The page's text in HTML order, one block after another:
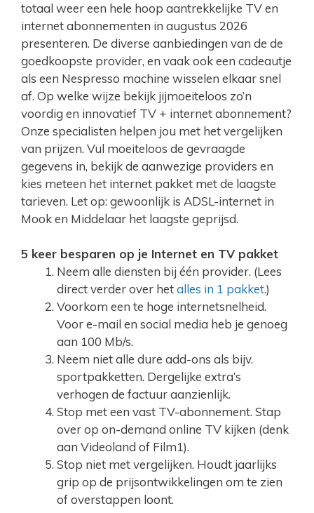
totaal weer een hele hoop aantrekkelijke TV en
internet abonnementen in augustus 2026
presenteren. De diverse aanbiedingen van de de
goedkoopste provider, en vaak ook een cadeautje
als een Nespresso machine wisselen elkaar snel
af. Op welke wijze bekijk jijmoeiteloos zo’n
voordig en innovatief TV + internet abonnement?
Onze specialisten helpen jou met het vergelijken
van prijzen. Vul moeiteloos de gevraagde
gegevens in, bekijk de aanwezige providers en
kies meteen het internet pakket met de laagste
tarieven. Let op: gewoonlijk is ADSL-internet in
Mook en Middelaar het laagste geprijsd.
5 keer besparen op je Internet en TV pakket
Neem alle diensten bij één provider. (Lees
direct verder over hetalles in 1 pakket.)
Voorkom een te hoge internetsnelheid.
Voor e-mail en social media heb je genoeg
aan 100 Mb/s.
Neem niet alle dure add-ons als bijv.
sportpakketten. Dergelijke extra’s
verhogen de factuur aanzienlijk.
Stop met een vast TV-abonnement. Stap
over op on-demand online TV kijken (denk
aan Videoland of Film1).
Stop niet met vergelijken. Houdt jaarlijks
grip op de prijsontwikkelingen om te zien
of overstappen loont.